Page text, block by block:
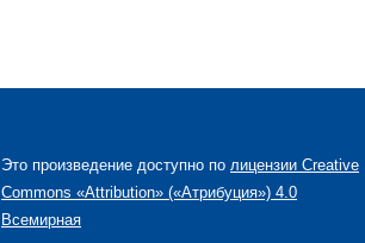
Это произведение доступно по лицензии Creative
Commons «Attribution» («Атрибуция») 4.0
Всемирная